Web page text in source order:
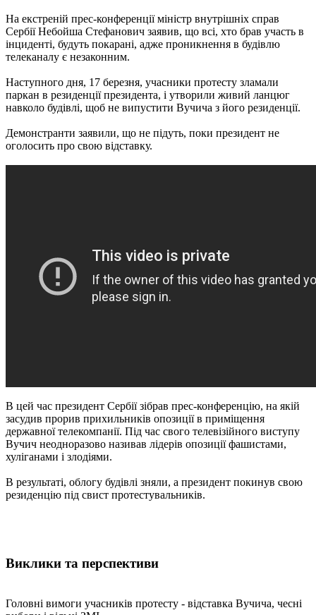
На екстреній прес-конференції міністр внутрішніх справ
Сербії Небойша Стефанович заявив, що всі, хто брав участь в
інциденті, будуть покарані, адже проникнення в будівлю
телеканалу є незаконним.
Наступного дня, 17 березня, учасники протесту зламали
паркан в резиденції президента, і утворили живий ланцюг
навколо будівлі, щоб не випустити Вучича з його резиденції.
Демонстранти заявили, що не підуть, поки президент не
оголосить про свою відставку.
В цей час президент Сербії зібрав прес-конференцію, на якій
засудив прорив прихильників опозиції в приміщення
державної телекомпанії. Під час свого телевізійного виступу
Вучич неодноразово називав лідерів опозиції фашистами,
хуліганами і злодіями.
В результаті, облогу будівлі зняли, а президент покинув свою
резиденцію під свист протестувальників.
Виклики та перспективи
Головні вимоги учасників протесту - відставка Вучича, чесні